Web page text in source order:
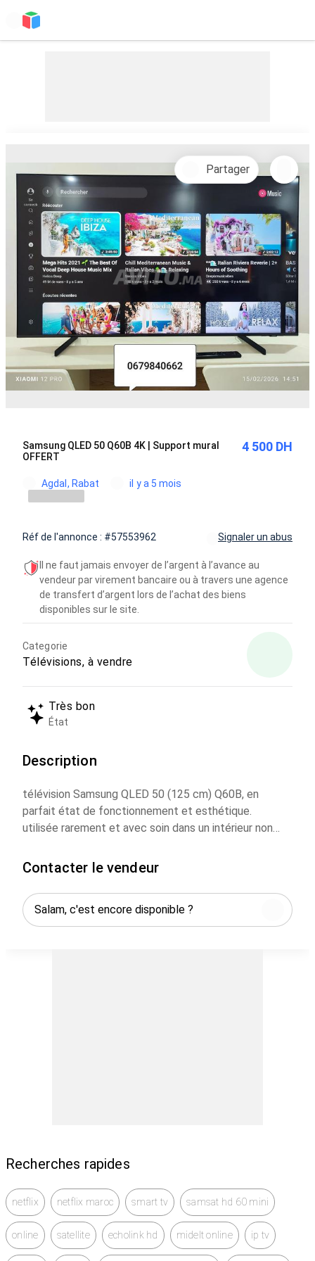
Partager
Samsung QLED 50 Q60B 4K | Support mural
OFFERT
4 500 DH
Agdal, Rabat il y a 5 mois
Réf de l'annonce : #57553962 Signaler un abus
Il ne faut jamais envoyer de l’argent à l’avance au
vendeur par virement bancaire ou à travers une agence
de transfert d’argent lors de l’achat des biens
disponibles sur le site.
Categorie
Télévisions, à vendre
Très bon
État
Description
télévision Samsung QLED 50 (125 cm) Q60B, en
parfait état de fonctionnement et esthétique.
utilisée rarement et avec soin dans un intérieur non
un super support mural rotatif (45 KILOS)FULL
La télé : Samsung QLED Q60B (50)
État : comme neuve
Le support mural OFFERT : Support FULL MOTION
Compatible avec les écrans plats de 32 à 65
Contacter le vendeur
Recherches rapides
netflix netflix maroc smart tv samsat hd 60 mini
online satellite echolink hd midelt online ip tv